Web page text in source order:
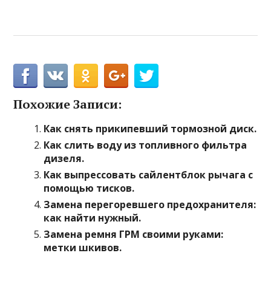
Похожие Записи:
Как снять прикипевший тормозной диск.
Как слить воду из топливного фильтра
дизеля.
Как выпрессовать сайлентблок рычага с
помощью тисков.
Замена перегоревшего предохранителя:
как найти нужный.
Замена ремня ГРМ своими руками:
метки шкивов.